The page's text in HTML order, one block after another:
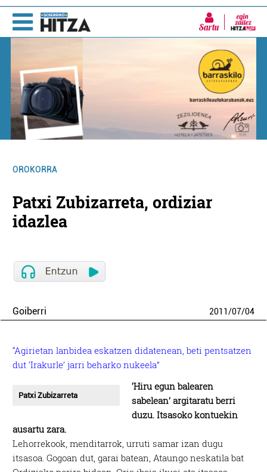
Sartu
OROKORRA
Patxi Zubizarreta, ordiziar
idazlea
Goiberri 2011/07/04
“Agirietan lanbidea eskatzen didatenean, beti pentsatzen
dut ‘Irakurle’ jarri beharko nukeela”
Patxi Zubizarreta
‘Hiru egun balearen
sabelean’ argitaratu berri
duzu. Itsasoko kontuekin
ausartu zara.
Lehorrekook, menditarrok, urruti samar izan dugu
itsasoa. Gogoan dut, garai batean, Ataungo neskatila bat